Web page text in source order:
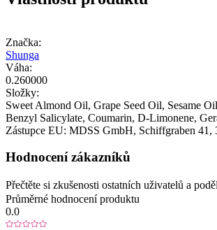
Značka:
Shunga
Váha:
0.260000
Složky:
Sweet Almond Oil, Grape Seed Oil, Sesame
Benzyl Salicylate, Coumarin, D-Limonene,
Zástupce EU: MDSS GmbH, Schiffgraben 41 ,
Hodnocení zákazníků
Přečtěte si zkušenosti ostatních uživatelů a
Průměrné hodnocení produktu
0.0